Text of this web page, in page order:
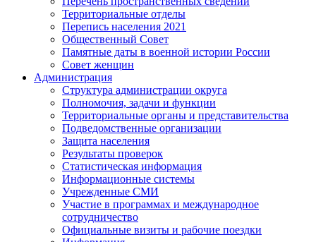
Территориальные отделы
Перепись населения 2021
Общественный Совет
Памятные даты в военной истории России
Совет женщин
Администрация
Структура администрации округа
Полномочия, задачи и функции
Территориальные органы и представительства
Подведомственные организации
Защита населения
Результаты проверок
Статистическая информация
Информационные системы
Учрежденные СМИ
Участие в программах и международное
сотрудничество
Официальные визиты и рабочие поездки